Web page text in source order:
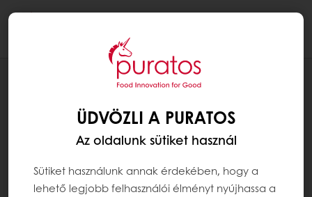
VEGÁN TELJES KIŐRLÉSŰ CROISSANT
ÜDVÖZLI A PURATOS
Az oldalunk sütiket használ
Sütiket használunk annak érdekében, hogy a
lehető legjobb felhasználói élményt nyújhassa a